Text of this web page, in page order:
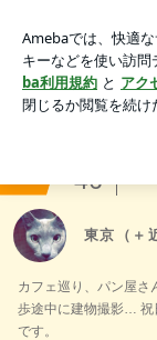
アプリをダウン
ょう。
46
東京（＋
カフェ巡り、パン屋さ
歩途中に建物撮影… 祝
です。